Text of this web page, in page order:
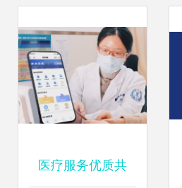
医疗服务优质共